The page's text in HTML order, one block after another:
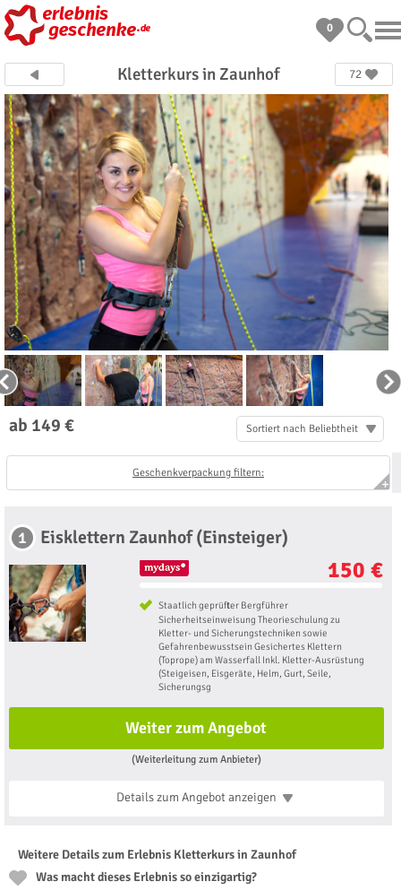
0
Kletterkurs in Zaunhof 72
ab 149 € Sortiert nach Beliebtheit
Geschenkverpackung filtern:
1 Eisklettern Zaunhof (Einsteiger)
150 €
Staatlich geprüfter Bergführer
Sicherheitseinweisung Theorieschulung zu
Kletter- und Sicherungstechniken sowie
Gefahrenbewusstsein Gesichertes Klettern
(Toprope) am Wasserfall Inkl. Kletter-Ausrüstung
(Steigeisen, Eisgeräte, Helm, Gurt, Seile,
Sicherungsg
Weiter zum Angebot
(Weiterleitung zum Anbieter)
Details zum Angebotanzeigen
Weitere Details zum Erlebnis Kletterkurs in Zaunhof
Was macht dieses Erlebnis so einzigartig?